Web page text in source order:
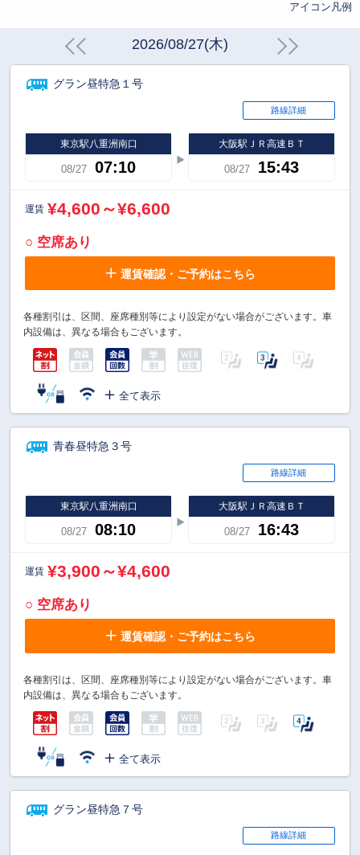
アイコン凡例
2026/08/27(木)
グラン昼特急１号
路線詳細
東京駅八重洲南口
08/27 07:10
大阪駅ＪＲ高速ＢＴ
08/27 15:43
運賃 ¥4,600～¥6,600
○ 空席あり
運賃確認・ご予約はこちら
各種割引は、区間、座席種別等により設定がない場合がございます。車
内設備は、異なる場合もございます。
全て表示
青春昼特急３号
路線詳細
東京駅八重洲南口
08/27 08:10
大阪駅ＪＲ高速ＢＴ
08/27 16:43
運賃 ¥3,900～¥4,600
○ 空席あり
運賃確認・ご予約はこちら
各種割引は、区間、座席種別等により設定がない場合がございます。車
内設備は、異なる場合もございます。
全て表示
グラン昼特急７号
路線詳細